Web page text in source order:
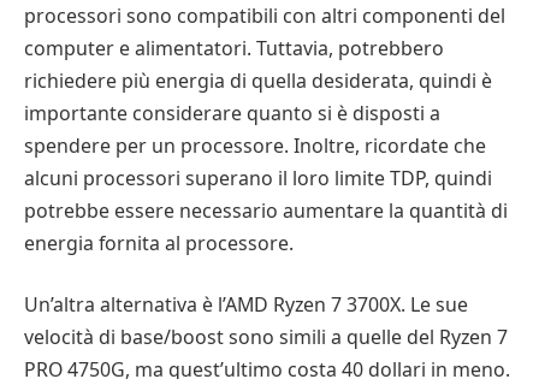
processori sono compatibili con altri componenti del
computer e alimentatori. Tuttavia, potrebbero
richiedere più energia di quella desiderata, quindi è
importante considerare quanto si è disposti a
spendere per un processore. Inoltre, ricordate che
alcuni processori superano il loro limite TDP, quindi
potrebbe essere necessario aumentare la quantità di
energia fornita al processore.
Un’altra alternativa è l’AMD Ryzen 7 3700X. Le sue
velocità di base/boost sono simili a quelle del Ryzen 7
PRO 4750G, ma quest’ultimo costa 40 dollari in meno.